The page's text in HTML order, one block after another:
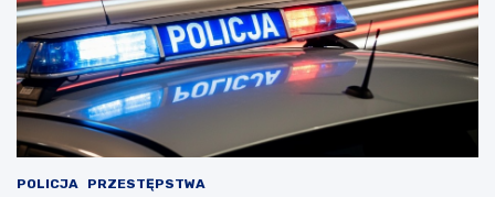
POLICJA PRZESTĘPSTWA